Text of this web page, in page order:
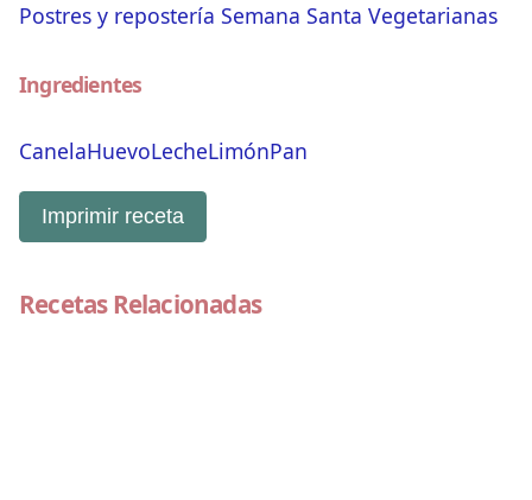
Postres y repostería Semana Santa Vegetarianas
Ingredientes
CanelaHuevoLecheLimónPan
Imprimir receta
Recetas Relacionadas